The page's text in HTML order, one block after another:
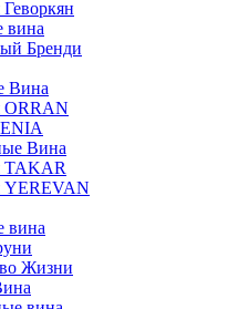
вина
Бренди
Вина
ORRAN
Вина
TAKAR
YEREVAN
вина
Жизни